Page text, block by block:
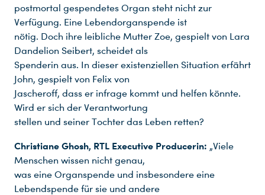
postmortal gespendetes Organ steht nicht zur
Verfügung. Eine Lebendorganspende ist
nötig. Doch ihre leibliche Mutter Zoe, gespielt von Lara
Dandelion Seibert, scheidet als
Spenderin aus. In dieser existenziellen Situation erfährt
John, gespielt von Felix von
Jascheroff, dass er infrage kommt und helfen könnte.
Wird er sich der Verantwortung
stellen und seiner Tochter das Leben retten?
Christiane Ghosh, RTL Executive Producerin: „Viele
Menschen wissen nicht genau,
was eine Organspende und insbesondere eine
Lebendspende für sie und andere